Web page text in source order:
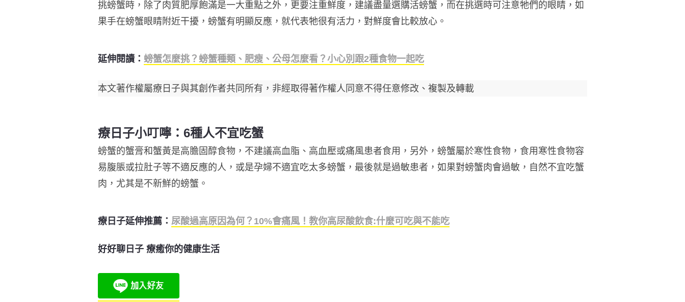
挑螃蟹時，除了肉質肥厚飽滿是一大重點之外，更要注重鮮度，建議盡量選購活螃蟹，而在挑選時可注意牠們的眼睛，如
果手在螃蟹眼睛附近干擾，螃蟹有明顯反應，就代表牠很有活力，對鮮度會比較放心。
延伸閱讀： 螃蟹怎麼挑？螃蟹種類、肥瘦、公母怎麼看？小心別跟2種食物一起吃
本文著作權屬療日子與其創作者共同所有，非經取得著作權人同意不得任意修改、複製及轉載
療日子小叮嚀：6種人不宜吃蟹
螃蟹的蟹膏和蟹黃是高膽固醇食物，不建議高血脂、高血壓或痛風患者食用，另外，螃蟹屬於寒性食物，食用寒性食物容
易腹脹或拉肚子等不適反應的人，或是孕婦不適宜吃太多螃蟹，最後就是過敏患者，如果對螃蟹肉會過敏，自然不宜吃蟹
肉，尤其是不新鮮的螃蟹。
療日子延伸推薦： 尿酸過高原因為何？10%會痛風！教你高尿酸飲食:什麼可吃與不能吃
好好聊日子 療癒你的健康生活